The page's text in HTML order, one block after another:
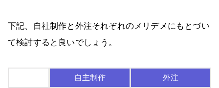
下記、自社制作と外注それぞれのメリデメにもとづい
て検討すると良いでしょう。
自主制作 外注